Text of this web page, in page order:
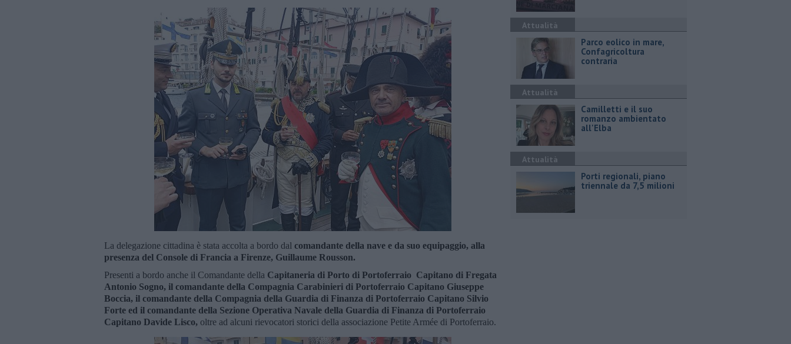
La delegazione cittadina è stata accolta a bordo dal comandante della nave e da suo equipaggio, alla
presenza del Console di Francia a Firenze, Guillaume Rousson.
Presenti a bordo anche il Comandante della Capitaneria di Porto di Portoferraio Capitano di Fregata
Antonio Sogno, il comandante della Compagnia Carabinieri di Portoferraio Capitano Giuseppe
Boccia, il comandante della Compagnia della Guardia di Finanza di Portoferraio Capitano Silvio
Forte ed il comandante della Sezione Operativa Navale della Guardia di Finanza di Portoferraio
Capitano Davide Lisco, oltre ad alcuni rievocatori storici della associazione Petite Armée di Portoferraio.
Attualità
Parco eolico in mare,
Confagricoltura
contraria
Attualità
Camilletti e il suo
romanzo ambientato
all'Elba
Attualità
Porti regionali, piano
triennale da 7,5 milioni